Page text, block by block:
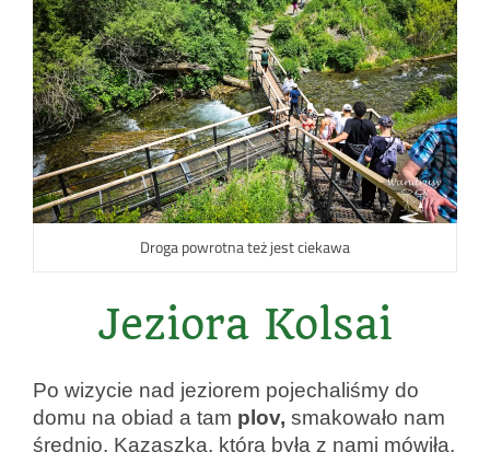
Droga powrotna też jest ciekawa
Jeziora Kolsai
Po wizycie nad jeziorem pojechaliśmy do
domu na obiad a tam plov, smakowało nam
średnio. Kazaszka, która była z nami mówiła,